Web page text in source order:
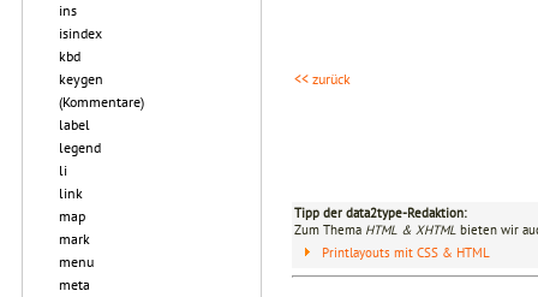
ins
isindex
kbd
keygen
(Kommentare)
label
legend
li
link
map
mark
menu
meta
<< zurück
Tipp der data2type-Redaktion:
Zum Thema HTML & XHTML bieten wir
Printlayouts mit CSS & HTML